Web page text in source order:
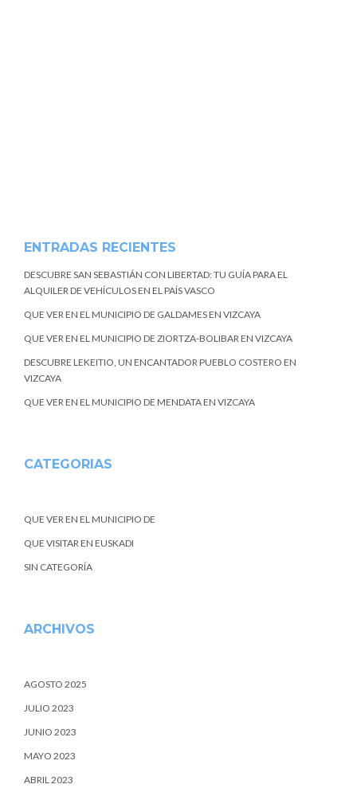
ENTRADAS RECIENTES
DESCUBRE SAN SEBASTIÁN CON LIBERTAD: TU GUÍA PARA EL
ALQUILER DE VEHÍCULOS EN EL PAÍS VASCO
QUE VER EN EL MUNICIPIO DE GALDAMES EN VIZCAYA
QUE VER EN EL MUNICIPIO DE ZIORTZA-BOLIBAR EN VIZCAYA
DESCUBRE LEKEITIO, UN ENCANTADOR PUEBLO COSTERO EN
VIZCAYA
QUE VER EN EL MUNICIPIO DE MENDATA EN VIZCAYA
CATEGORIAS
QUE VER EN EL MUNICIPIO DE
QUE VISITAR EN EUSKADI
SIN CATEGORÍA
ARCHIVOS
AGOSTO 2025
JULIO 2023
JUNIO 2023
MAYO 2023
ABRIL 2023